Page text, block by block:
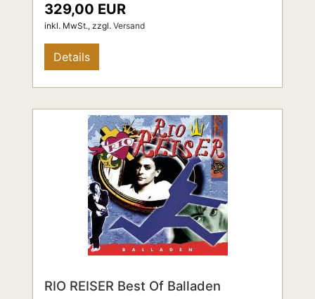
329,00 EUR
inkl. MwSt., zzgl. Versand
Details
RIO REISER Best Of Balladen